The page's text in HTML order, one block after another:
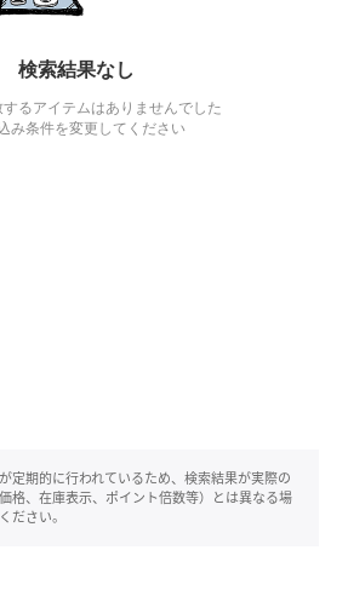
検索結果なし
るアイテムはありませんでした
み条件を変更してください
定期的に行われているため、検索結果が実際の
格、在庫表示、ポイント倍数等）とは異なる場
ださい。